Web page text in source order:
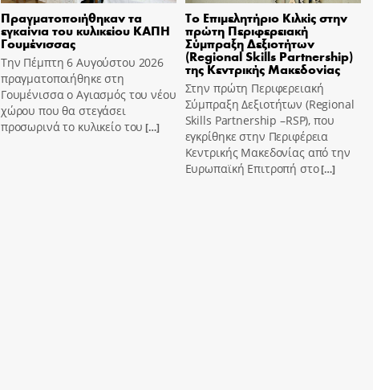
Πραγματοποιήθηκαν τα
εγκαίνια του κυλικείου ΚΑΠΗ
Γουμένισσας
Την Πέμπτη 6 Αυγούστου 2026
πραγματοποιήθηκε στη
Γουμένισσα ο Αγιασμός του νέου
χώρου που θα στεγάσει
προσωρινά το κυλικείο του […]
Το Επιμελητήριο Κιλκίς στην
πρώτη Περιφερειακή
Σύμπραξη Δεξιοτήτων
(Regional Skills Partnership)
της Κεντρικής Μακεδονίας
Στην πρώτη Περιφερειακή
Σύμπραξη Δεξιοτήτων (Regional
Skills Partnership –RSP), που
εγκρίθηκε στην Περιφέρεια
Κεντρικής Μακεδονίας από την
Ευρωπαϊκή Επιτροπή στο[…]